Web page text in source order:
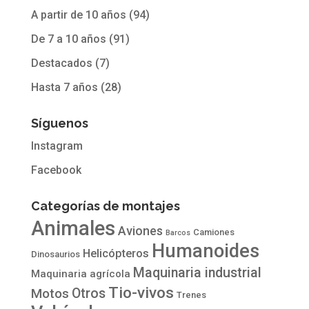
A partir de 10 años (94)
De 7 a 10 años (91)
Destacados (7)
Hasta 7 años (28)
Síguenos
Instagram
Facebook
Categorías de montajes
Animales Aviones Barcos Camiones
Dinosaurios Helicópteros Humanoides
Maquinaria agrícola Maquinaria industrial
Motos Otros Tio-vivos Trenes